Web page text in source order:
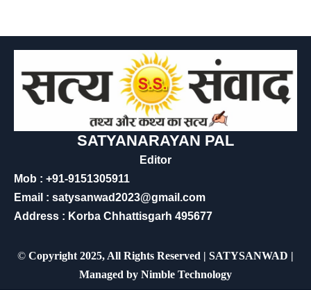
SATYANARAYAN PAL
Editor
Mob : +91-9151305911
Email : satysanwad2023@gmail.com
Address : Korba Chhattisgarh 495677
© Copyright 2025, All Rights Reserved | SATYSANWAD |
Managed by Nimble Technology